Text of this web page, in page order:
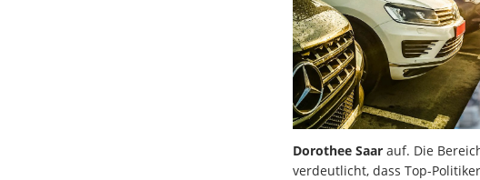
Dorothee Saar auf. Die
verdeutlicht, dass Top-